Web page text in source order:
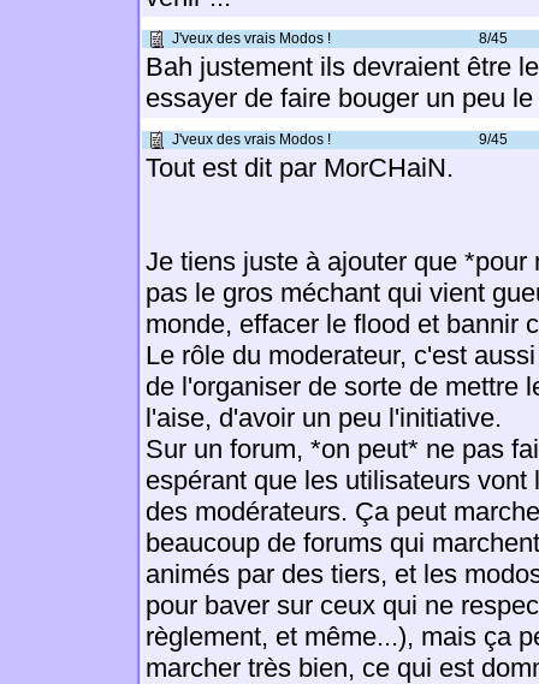
J'veux des vrais Modos ! 8/45
Bah justement ils devraient être
essayer de faire bouger un peu
J'veux des vrais Modos ! 9/45
Tout est dit par MorCHaiN.
Je tiens juste à ajouter que *pour
pas le gros méchant qui vient
monde, effacer le flood et bannir
Le rôle du moderateur, c'est
de l'organiser de sorte de mettre
l'aise, d'avoir un peu l'initiative.
Sur un forum, *on peut* ne pas
espérant que les utilisateurs vont
des modérateurs. Ça peut
beaucoup de forums qui
animés par des tiers, et les
pour baver sur ceux qui ne
règlement, et même...), mais ça
marcher très bien, ce qui est